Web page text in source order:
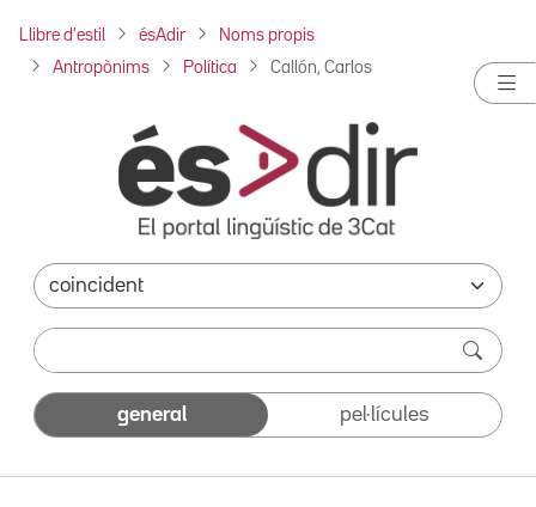
Llibre d'estil ésAdir Noms propis
Antropònims Política Callón, Carlos
general pel·lícules